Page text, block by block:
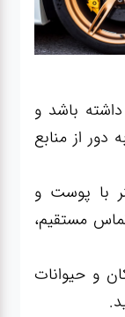
باشد و
از منابع
با پوست و
مستقیم،
و حیوانات